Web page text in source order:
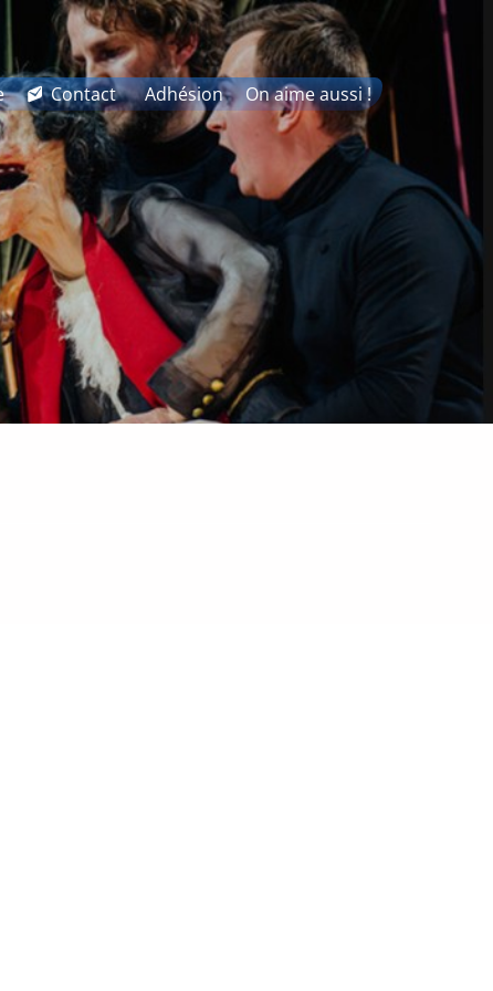
Contact Adhésion On aime aussi !